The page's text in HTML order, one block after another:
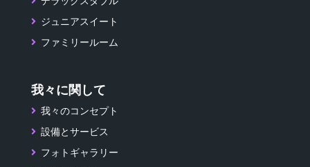
ジュニアスイート
ファミリールーム
我々に関して
我々のコンセプト
設備とサービス
フォトギャラリー